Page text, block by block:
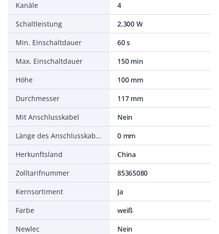
Kanäle
4
Schaltleistung
2.300 W
Min. Einschaltdauer
60 s
Max. Einschaltdauer
150 min
Höhe
100 mm
Durchmesser
117 mm
Mit Anschlusskabel
Nein
Länge des Anschlusskabels
0 mm
Herkunftsland
China
Zolltarifnummer
85365080
Kernsortiment
Ja
Farbe
weiß
Newlec
Nein